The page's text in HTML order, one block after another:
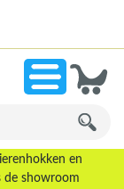
en
de showroom